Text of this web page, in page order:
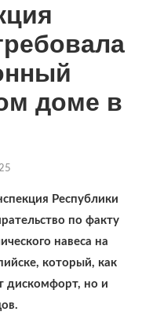
доме в
Республики
по факту
навеса на
который, как
дискомфорт, но и